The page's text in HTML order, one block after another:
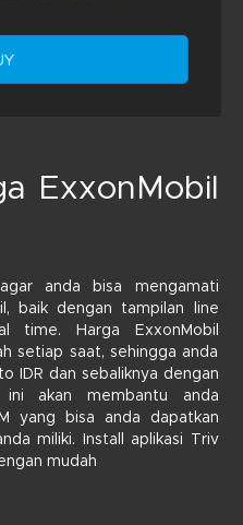
ExxonMobil
anda bisa mengamati
baik dengan tampilan line
time. Harga ExxonMobil
setiap saat, sehingga anda
IDR dan sebaliknya dengan
ini akan membantu anda
yang bisa anda dapatkan
miliki. Install aplikasi Triv
mudah